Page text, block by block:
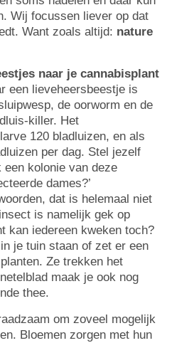
Wij focussen liever op dat
Want zoals altijd: nature
naar je cannabisplant
een lieveheersbeestje is
de oorworm en de
killer. Het
120 bladluizen, en als
per dag. Stel jezelf
een kolonie van deze
dames?’
dat is helemaal niet
is namelijk gek op
kan iedereen kweken toch?
je tuin staan of zet er een
Ze trekken het
maak je ook nog
thee.
om zoveel mogelijk
Bloemen zorgen met hun